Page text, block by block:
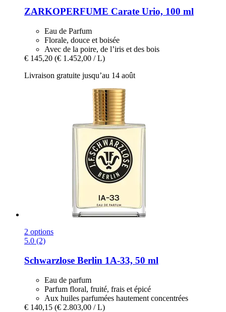
ZARKOPERFUME Carate Urio, 100 ml
Eau de Parfum
Florale, douce et boisée
Avec de la poire, de l’iris et des bois
€ 145,20 (€ 1.452,00 / L)
Livraison gratuite jusqu’au 14 août
2 options
5.0 (2)
Schwarzlose Berlin 1A-​33, 50 ml
Eau de parfum
Parfum floral, fruité, frais et épicé
Aux huiles parfumées hautement concentrées
€ 140,15 (€ 2.803,00 / L)